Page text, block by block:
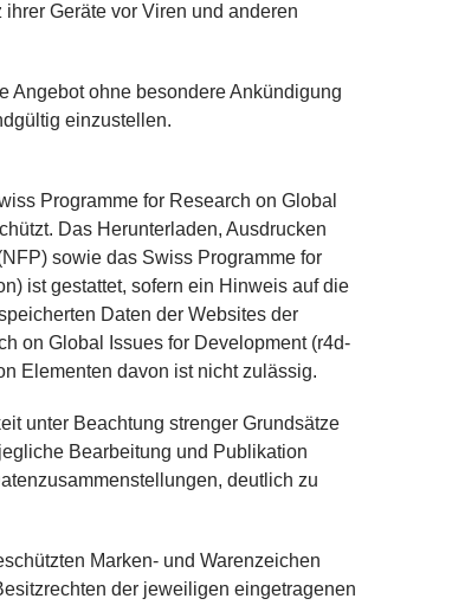
Geräte vor Viren und anderen
Angebot ohne besondere Ankündigung
einzustellen.
Programme for Research on Global
Das Herunterladen, Ausdrucken
sowie das Swiss Programme for
ist gestattet, sofern ein Hinweis auf die
Daten der Websites der
on Global Issues for Development (r4d-
Elementen davon ist nicht zulässig.
unter Beachtung strenger Grundsätze
Bearbeitung und Publikation
deutlich zu
Marken- und Warenzeichen
der jeweiligen eingetragenen